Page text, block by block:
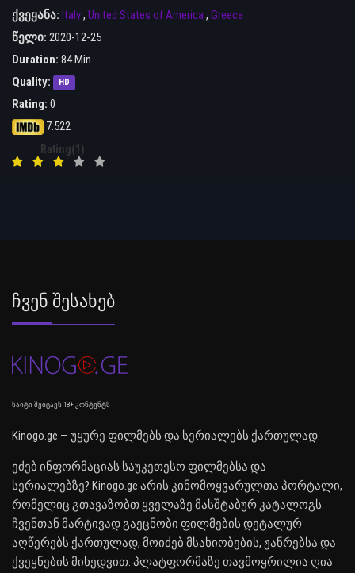
ქვეყანა: Italy, United States of America, Greece
წელი: 2020-12-25
Duration: 84 Min
Quality:
HD
Rating: 0
7.522
Rating(1)
Ჩვენ Შესახებ
საიტი შეიცავს 18+ კონტენტს
Kinogo.ge — უყურე ფილმებს და სერიალებს ქართულად.
ეძებ ინფორმაციას საუკეთესო ფილმებსა და
სერიალებზე? Kinogo.ge არის კინომოყვარულთა პორტალი,
რომელიც გთავაზობთ ყველაზე მასშტაბურ კატალოგს.
ჩვენთან მარტივად გაეცნობი ფილმების დეტალურ
აღწერებს ქართულად, მოიძებ მსახიობების, ჟანრებსა და
ქვეყნების მიხედვით. პლატფორმაზე თავმოყრილია ღია